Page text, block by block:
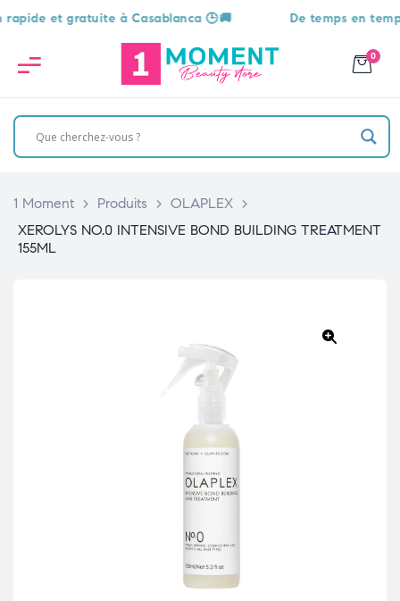
et gratuite à Casablanca 🕒🚚 De temps en temps,
0
1 Moment > Produits > OLAPLEX >
XEROLYS NO.0 INTENSIVE BOND BUILDING TREATMENT
155ML